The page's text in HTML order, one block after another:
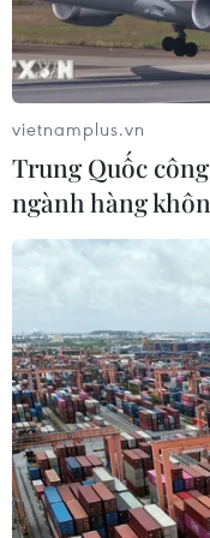
Ngân hàng trước
là đòn bẩy, quản trị
05/08/2026 09:25
Standard
công khoản vay xã
cho HDBank
Tăng tốc giải ngân
chấm dứt tâm lý
05/08/2026 07:39
vietnamplus.vn
Trung Quốc
ngành hàng